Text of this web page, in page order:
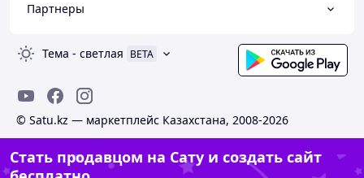
Партнеры
Тема - светлая BETA
© Satu.kz — маркетплейс Казахстана, 2008-2026
Стать продавцом на Сату и создать сайт